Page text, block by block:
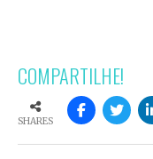
COMPARTILHE!
SHARES